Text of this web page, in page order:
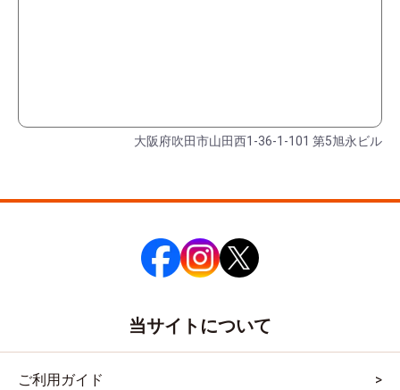
大阪府吹田市山田西1-36-1-101 第5旭永ビル
当サイトについて
ご利用ガイド